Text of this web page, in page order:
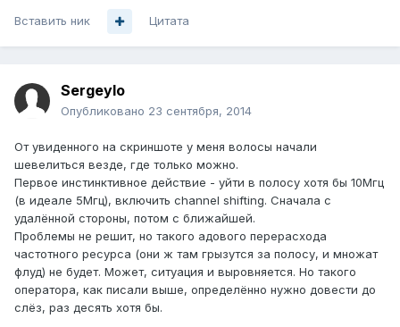
Вставить ник Цитата
Sergeylo
Опубликовано 23 сентября, 2014
От увиденного на скриншоте у меня волосы начали
шевелиться везде, где только можно.
Первое инстинктивное действие - уйти в полосу хотя бы 10Мгц
(в идеале 5Мгц), включить channel shifting. Сначала с
удалённой стороны, потом с ближайшей.
Проблемы не решит, но такого адового перерасхода
частотного ресурса (они ж там грызутся за полосу, и множат
флуд) не будет. Может, ситуация и выровняется. Но такого
оператора, как писали выше, определённо нужно довести до
слёз, раз десять хотя бы.